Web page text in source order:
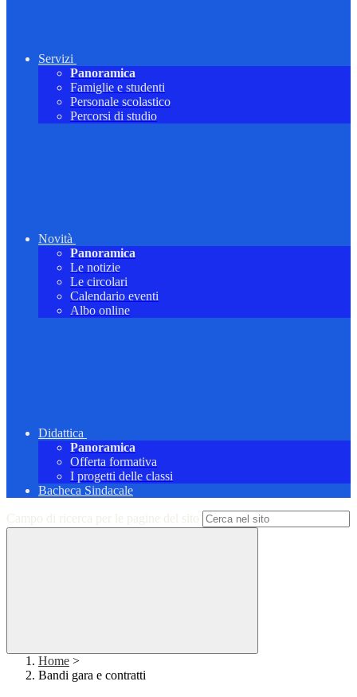
Servizi
Panoramica
Famiglie e studenti
Personale scolastico
Percorsi di studio
Novità
Panoramica
Le notizie
Le circolari
Calendario eventi
Albo online
Didattica
Panoramica
Offerta formativa
I progetti delle classi
Bacheca Sindacale
Campo di ricerca per le pagine del sito
Home >
Bandi gara e contratti